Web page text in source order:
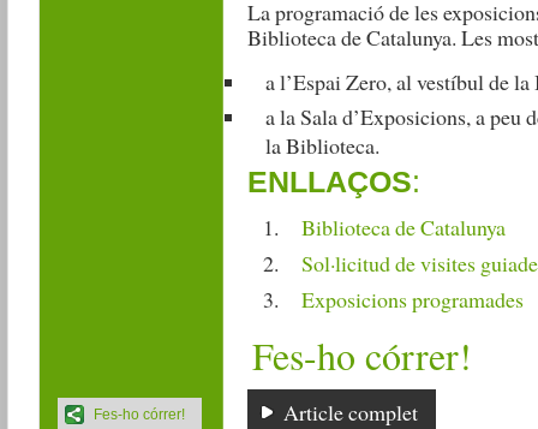
La programació de les
Biblioteca de Catalunya. Les
a l’Espai Zero, al vestíbul de
a la Sala d’Exposicions, a peu
la Biblioteca.
ENLLAÇOS:
Biblioteca de Catalunya
Sol·licitud de visites
Exposicions programades
Fes-ho córrer!
Article complet
Fes-ho córrer!